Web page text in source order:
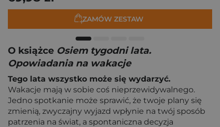
ZAMÓW ZESTAW
O książce Osiem tygodni lata.
Opowiadania na wakacje
Tego lata wszystko może się wydarzyć.
Wakacje mają w sobie coś nieprzewidywalnego.
Jedno spotkanie może sprawić, że twoje plany się
zmienią, zwyczajny wyjazd wpłynie na twój sposób
patrzenia na świat, a spontaniczna decyzja